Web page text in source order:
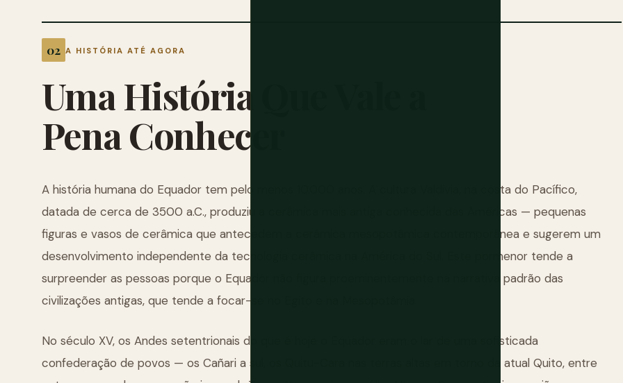
A HISTÓRIA ATÉ AGORA
UmaHistória
PenaConhecer
A história humana do Equador tem pelo menos 10.000 anos. A cultura Valdivia, na costa do Pacífico,
datada de cerca de 3500 a.C., produziu a cerâmica mais antiga conhecida das Américas — pequenas
figuras e vasos de cerâmica que antecedem a cerâmica mesopotâmica contemporânea e sugerem um
desenvolvimento independente da tecnologia cerâmica na América do Sul. Este pormenor tende a
surpreender as pessoas porque o Equador não figura proeminentemente na narrativa padrão das
civilizações antigas, que tende a focar-se no Egito e na Mesopotâmia.
No século XV, os Andes setentrionais do que é hoje o Equador eram o lar de uma sofisticada
confederação de povos — os Cañari a sul, os Quitu-Cara nas terras altas em torno da atual Quito, entre